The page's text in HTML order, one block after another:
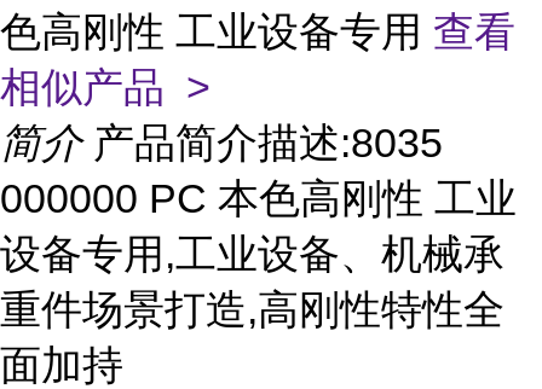
色高刚性 工业设备专用 查看
相似产品 >
简介 产品简介描述:8035
000000 PC 本色高刚性 工业
设备专用,工业设备、机械承
重件场景打造,高刚性特性全
面加持